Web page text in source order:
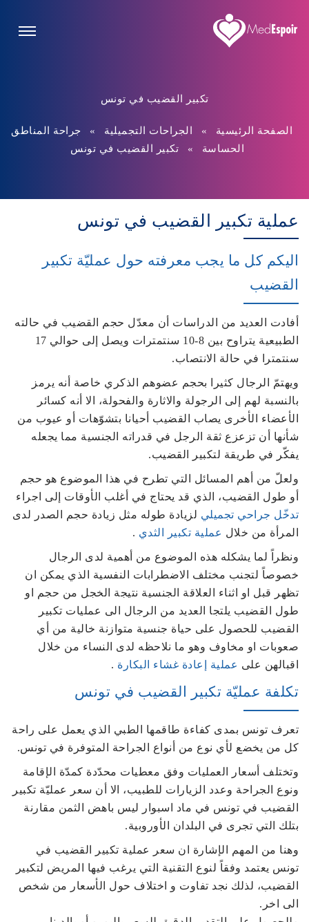
تكبير القضيب في تونس
الصفحة الرئيسية » الجراحات التجميلية »
جراحة المناطق
الحساسة
» تكبير القضيب في تونس
عملية تكبير القضيب في تونس
اليكم كل ما يجب معرفته حول عمليّة تكبير
القضيب
أفادت العديد من الدراسات أن معدّل حجم القضيب في حالته
الطبيعية يتراوح بين 8-10 سنتمترات ويصل إلى حوالي 17
سنتمترا في حالة الانتصاب.
ويهتمّ الرجال كثيرا بحجم عضوهم الذكري خاصة أنه يرمز
بالنسبة لهم إلى الرجولة والاثارة والفحولة، الا أنه كسائر
الأعضاء الأخرى يصاب القضيب أحيانا بتشوّهات أو عيوب من
شأنها أن تزعزع ثقة الرجل في قدراته الجنسية مما يجعله
يفكّر في طريقة لتكبير القضيب.
ولعلّ من أهم المسائل التي تطرح في هذا الموضوع هو حجم
أو طول القضيب، الذي قد يحتاج في أغلب الأوقات إلى اجراء
تدخّل جراحي تجميلي لزيادة طوله مثل زيادة حجم الصدر لدى
المرأة من خلال عملية تكبير الثدي .
ونظراً لما يشكله هذه الموضوع من أهمية لدى الرجال
خصوصاً لتجنب مختلف الاضطرابات النفسية الذي يمكن ان
تظهر قبل او اثناء العلاقة الجنسية نتيجة الخجل من حجم او
طول القضيب يلتجا العديد من الرجال الى عمليات تكبير
القضيب للحصول على حياة جنسية متوازنة خالية من أي
صعوبات او مخاوف وهو ما نلاحظه لدى النساء من خلال
اقبالهن على عملية إعادة غشاء البكارة .
تكلفة عمليّة تكبير القضيب في تونس
تعرف تونس بمدى كفاءة طاقمها الطبي الذي يعمل على راحة
كل من يخضع لأي نوع من أنواع الجراحة المتوفرة في تونس.
وتختلف أسعار العمليات وفق معطيات محدّدة كمدّة الإقامة
ونوع الجراحة وعدد الزيارات للطبيب، الا أن سعر عمليّة تكبير
القضيب في تونس في ماد اسبوار ليس باهض الثمن مقارنة
بتلك التي تجرى في البلدان الأوروبية.
وهنا من المهم الإشارة ان سعر عملية تكبير القضيب في
تونس يعتمد وفقاً لنوع التقنية التي يرغب فيها المريض لتكبير
القضيب، لذلك نجد تفاوت و اختلاف حول الأسعار من شخص
الى اخر.